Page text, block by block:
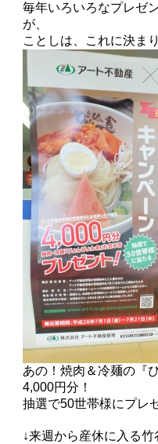
毎年いろいろなプレゼ
が、
ことしは、これに決ま
あの！焼肉＆冷麺の『
4,000円分！
抽選で50世帯様にプレ
↓来週から産休に入る